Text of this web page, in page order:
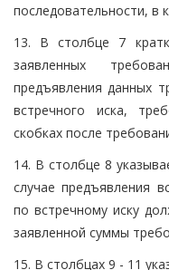
последовательности, в
13. В столбце 7
заявленных
предъявления данных
встречного иска,
скобках после
14. В столбце 8
случае предъявления
по встречному иску
заявленной суммы
15. В столбцах 9 - 11